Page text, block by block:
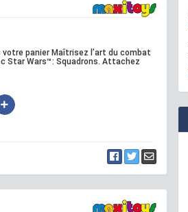
panier Maîtrisez l’art du combat
Star Wars™: Squadrons. Attachez